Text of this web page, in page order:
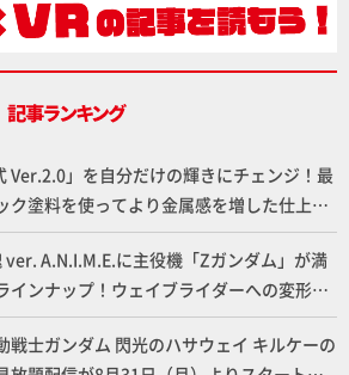
Ver.2.0」を自分だけの輝きにチェンジ！最
ク塗料を使ってより金属感を増した仕上が
読み】
ver. A.N.I.M.E.に主役機「Zガンダム」が満
インナップ！ウェイブライダーへの変形、
のプロポーションを再現【機動戦士Zガン
戦士ガンダム 閃光のハサウェイ キルケーの